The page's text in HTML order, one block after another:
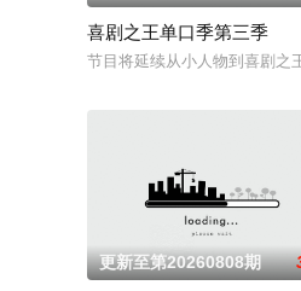
喜剧之王单口季第三季
节目将延续从小人物到喜剧之
更新至第20260808期